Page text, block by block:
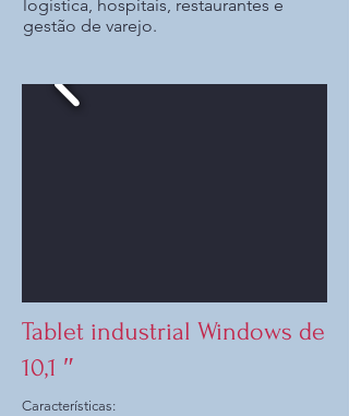
logística, hospitais, restaurantes e
gestão de varejo.
Tablet industrial Windows de
10,1 ″
Características: